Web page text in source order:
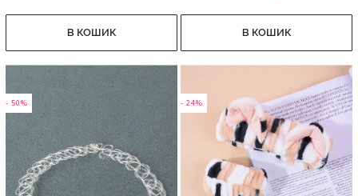
В КОШИК В КОШИК
- 50% - 24%